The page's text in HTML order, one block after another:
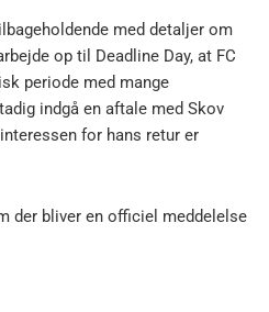
med detaljer om
op til Deadline Day, at FC
periode med mange
indgå en aftale med Skov
for hans retur er
der bliver en officiel meddelelse